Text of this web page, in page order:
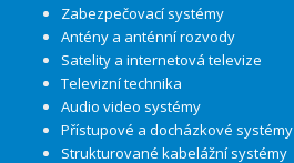
Zabezpečovací systémy
Antény a anténní rozvody
Satelity a internetová televize
Televizní technika
Audio video systémy
Přístupové a docházkové systémy
Strukturované kabelážní systémy